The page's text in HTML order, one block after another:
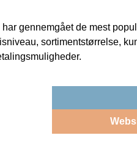
har gennemgået de mest
sortimentstørrelse,